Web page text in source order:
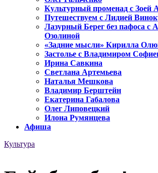
Культурный променад с Зоей
Путешествуем с Лидией
Лазурный Берег без пафоса с
Озолиной
«Задние мысли» Кирилла
Застолье с Владимиром
Ирина Савкина
Светлана Артемьева
Наталья Мешкова
Владимир Берштейн
Екатерина Габалова
Олег Липовецкий
Илона Румянцева
Афиша
Культура